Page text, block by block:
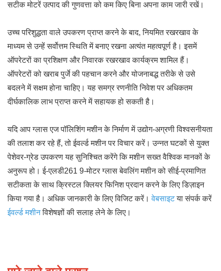
सटीक मोटरें उत्पाद की गुणवत्ता को कम किए बिना अपना काम जारी रखें।
उच्च परिशुद्धता वाले उपकरण प्राप्त करने के बाद, नियमित रखरखाव के
माध्यम से उन्हें सर्वोत्तम स्थिति में बनाए रखना अत्यंत महत्वपूर्ण है। इसमें
ऑपरेटरों का प्रशिक्षण और निवारक रखरखाव कार्यक्रम शामिल हैं।
ऑपरेटरों को खराब पुर्जे की पहचान करने और योजनाबद्ध तरीके से उसे
बदलने में सक्षम होना चाहिए। यह समग्र रणनीति निवेश पर अधिकतम
दीर्घकालिक लाभ प्राप्त करने में सहायक हो सकती है।
यदि आप ग्लास एज पॉलिशिंग मशीन के निर्माण में उद्योग-अग्रणी विश्वसनीयता
की तलाश कर रहे हैं, तो ईवर्ल्ड मशीन पर विचार करें। उन्नत घटकों से युक्त
पेशेवर-ग्रेड उपकरण यह सुनिश्चित करेंगे कि मशीन सख्त वैश्विक मानकों के
अनुरूप हो। ई-एलडी261 9-मोटर ग्लास बेवलिंग मशीन को सीई-प्रमाणित
सटीकता के साथ क्रिस्टल क्लियर फिनिश प्रदान करने के लिए डिज़ाइन
किया गया है। अधिक जानकारी के लिए विजिट करें।वेबसाइटया संपर्क करें
ईवर्ल्ड मशीनविशेषज्ञों की सलाह लेने के लिए।